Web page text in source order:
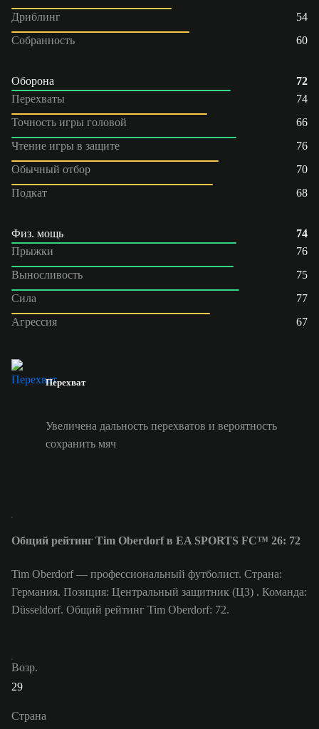
Дриблинг
54
Собранность
60
Оборона
72
Перехваты
74
Точность игры головой
66
Чтение игры в защите
76
Обычный отбор
70
Подкат
68
Физ. мощь
74
Прыжки
76
Выносливость
75
Сила
77
Агрессия
67
Перехват
Увеличена дальность перехватов и вероятность
сохранить мяч
Общий рейтинг Tim Oberdorf в EA SPORTS FC™ 26: 72
Tim Oberdorf — профессиональный футболист. Страна:
Германия. Позиция: Центральный защитник (ЦЗ) . Команда:
Düsseldorf. Общий рейтинг Tim Oberdorf: 72.
Возр.
29
Страна